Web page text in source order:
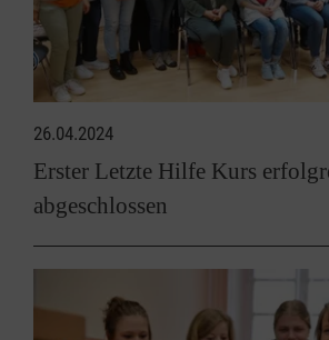
26.04.2024
Erster Letzte Hilfe Kurs
abgeschlossen